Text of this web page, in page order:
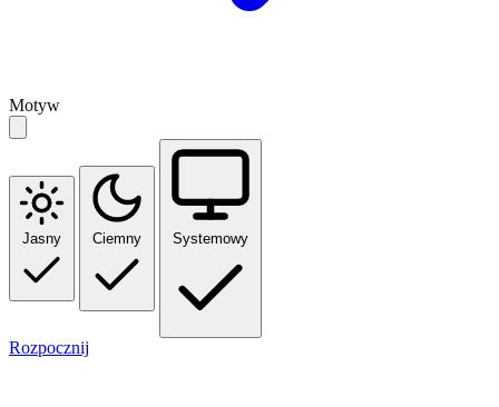
Motyw
Jasny Ciemny Systemowy
Rozpocznij